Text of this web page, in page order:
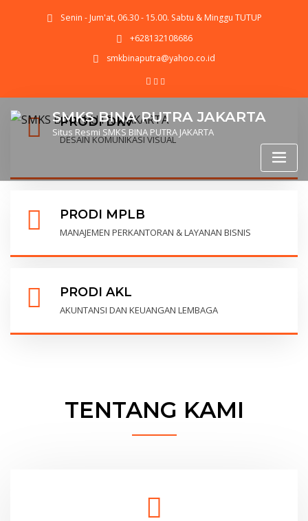
Senin - Jum'at, 06.30 - 15.00. Sabtu & Minggu TUTUP
+628132108686
smkbinaputra@yahoo.co.id
SMKS BINA PUTRA JAKARTA
Situs Resmi SMKS BINA PUTRA JAKARTA
PRODI DKV
DESAIN KOMUNIKASI VISUAL
PRODI MPLB
MANAJEMEN PERKANTORAN & LAYANAN BISNIS
PRODI AKL
AKUNTANSI DAN KEUANGAN LEMBAGA
TENTANG KAMI